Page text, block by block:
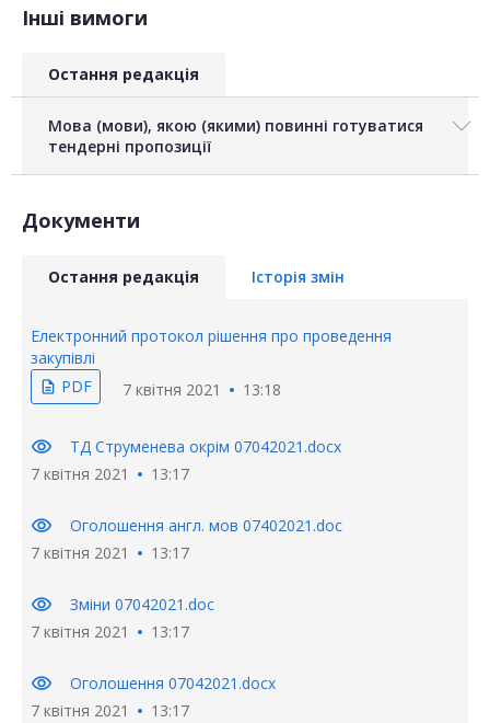
Інші вимоги
Остання редакція
Мова (мови), якою (якими) повинні готуватися
тендерні пропозиції
Документи
Остання редакція Історія змін
Електронний протокол рішення про проведення
закупівлі
description PDF 7 квітня 2021 13:18
visibility
ТД Струменева окрім 07042021.docx
7 квітня 2021
13:17
visibility
Оголошення англ. мов 07402021.doc
7 квітня 2021
13:17
visibility
Зміни 07042021.doc
7 квітня 2021
13:17
visibility
Оголошення 07042021.docx
7 квітня 2021
13:17